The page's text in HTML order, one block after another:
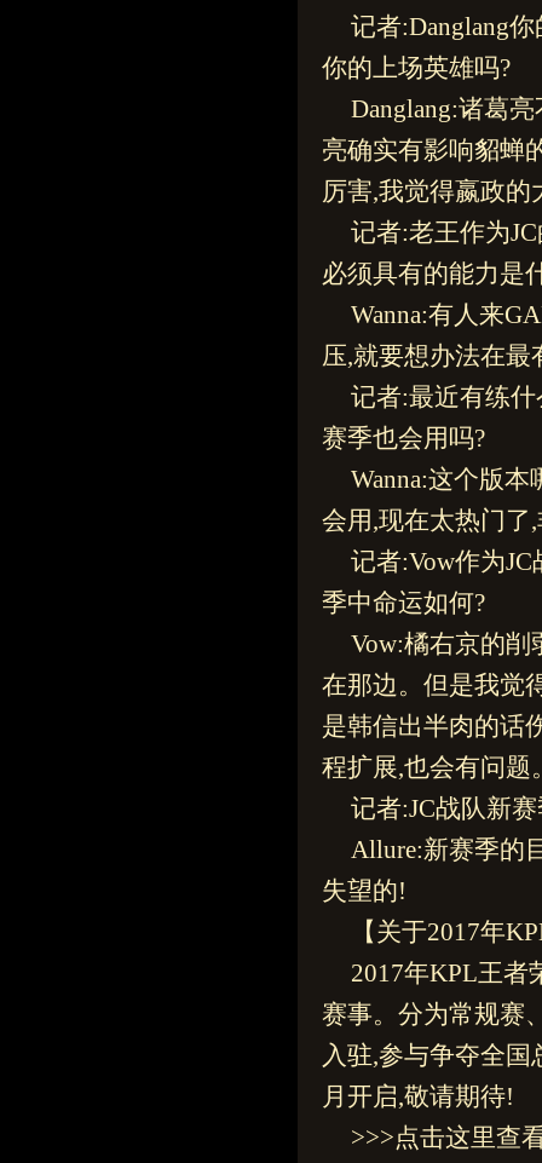
记者:Danglang
你的上场英雄吗?
Danglang:诸葛
亮确实有影响貂蝉
厉害,我觉得嬴政
记者:老王作为
必须具有的能力是
Wanna:有人来
压,就要想办法在
记者:最近有练
赛季也会用吗?
Wanna:这个版
会用,现在太热门了
记者:Vow作为
季中命运如何?
Vow:橘右京的削
在那边。但是我觉
是韩信出半肉的话
程扩展,也会有问题
记者:JC战队新
Allure:新赛季的
失望的!
【关于2017年
2017年KPL王者
赛事。分为常规赛
入驻,参与争夺全
月开启,敬请期待!
>>>点击这里查